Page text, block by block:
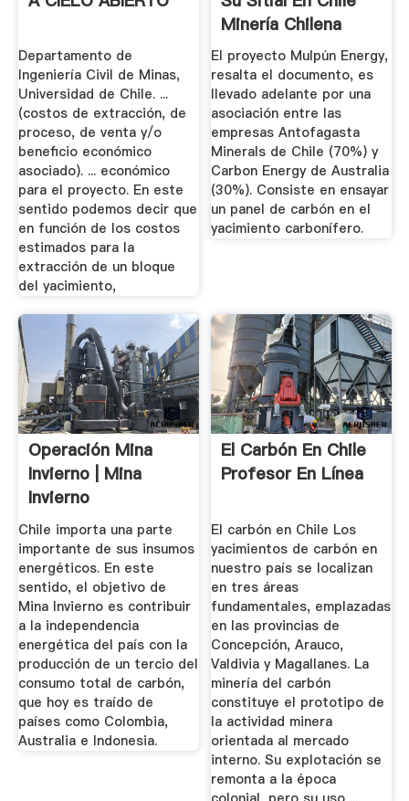
Departamento de
Ingeniería Civil de Minas,
Universidad de Chile. ...
(costos de extracción, de
proceso, de venta y/o
beneficio económico
asociado). ... económico
para el proyecto. En este
sentido podemos decir que
en función de los costos
estimados para la
extracción de un bloque
del yacimiento,
Minería Chilena
El proyecto Mulpún Energy,
resalta el documento, es
llevado adelante por una
asociación entre las
empresas Antofagasta
Minerals de Chile (70%) y
Carbon Energy de Australia
(30%). Consiste en ensayar
un panel de carbón en el
yacimiento carbonífero.
Operación Mina
Invierno | Mina
Invierno
Chile importa una parte
importante de sus insumos
energéticos. En este
sentido, el objetivo de
Mina Invierno es contribuir
a la independencia
energética del país con la
producción de un tercio del
consumo total de carbón,
que hoy es traído de
países como Colombia,
Australia e Indonesia.
El Carbón En Chile
Profesor En Línea
El carbón en Chile Los
yacimientos de carbón en
nuestro país se localizan
en tres áreas
fundamentales, emplazadas
en las provincias de
Concepción, Arauco,
Valdivia y Magallanes. La
minería del carbón
constituye el prototipo de
la actividad minera
orientada al mercado
interno. Su explotación se
remonta a la época